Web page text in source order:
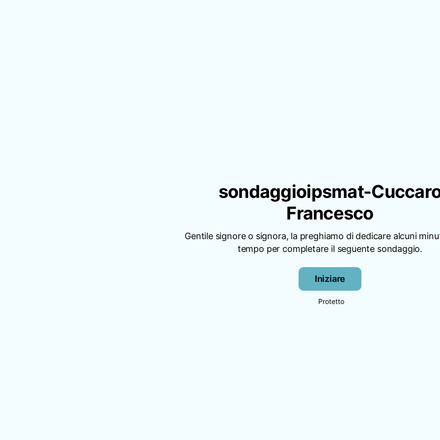
sondaggioipsmat-
Francesco
Gentile signore o signora, la preghiamo di dedicare alcuni
tempo per completare il seguente sondaggio.
Iniziare
Protetto